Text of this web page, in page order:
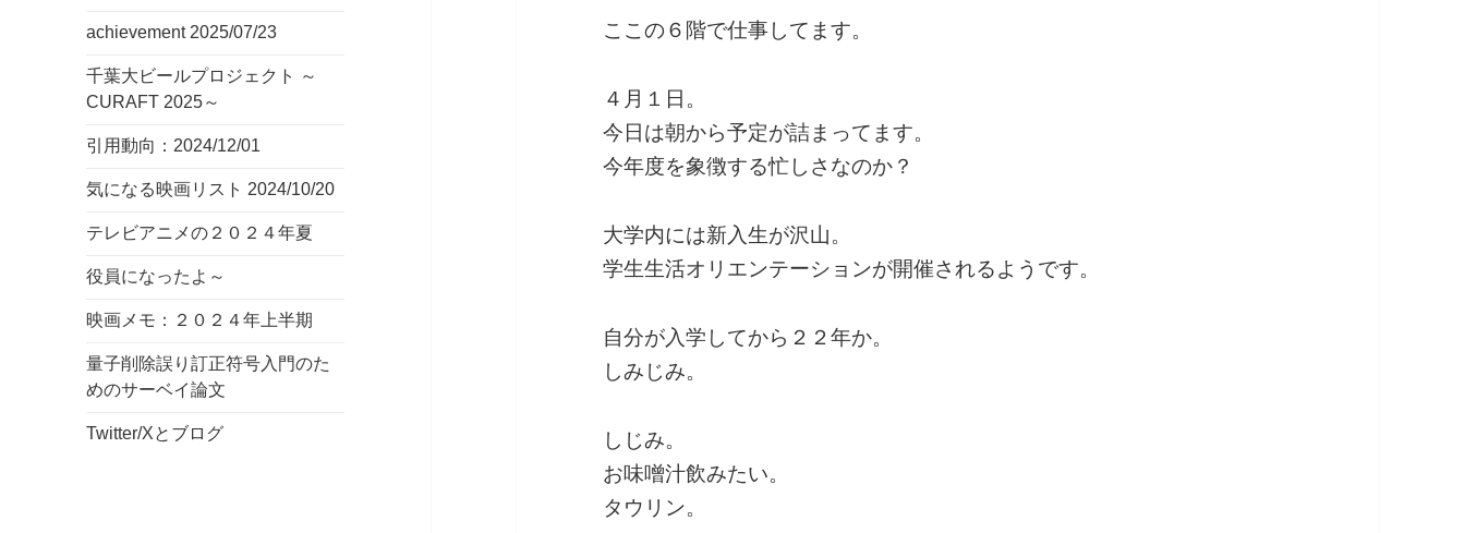
achievement 2025/07/23
千葉大ビールプロジェクト ～
CURAFT 2025～
引用動向：2024/12/01
気になる映画リスト 2024/10/20
テレビアニメの２０２４年夏
役員になったよ～
映画メモ：２０２４年上半期
量子削除誤り訂正符号入門のた
めのサーベイ論文
Twitter/Xとブログ
ここの６階で仕事してます。
４月１日。
今日は朝から予定が詰まってます。
今年度を象徴する忙しさなのか？
大学内には新入生が沢山。
学生生活オリエンテーションが開催されるようです。
自分が入学してから２２年か。
しみじみ。
しじみ。
お味噌汁飲みたい。
タウリン。